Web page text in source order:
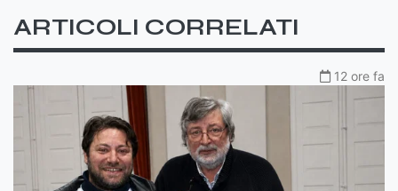
ARTICOLI CORRELATI
12 ore fa